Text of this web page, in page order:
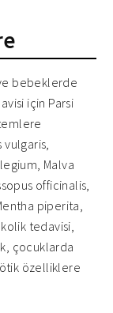
bebeklerde
için Parsi
vulgaris,
Malva
officinalis,
piperita,
tedavisi,
çocuklarda
özelliklere